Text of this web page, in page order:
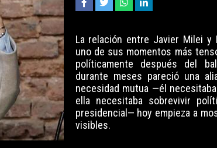
La relación entre Javier Milei y
uno de sus momentos más
políticamente después del
durante meses pareció una
necesidad mutua —él
ella necesitaba sobrevivir
presidencial— hoy empieza a
visibles.